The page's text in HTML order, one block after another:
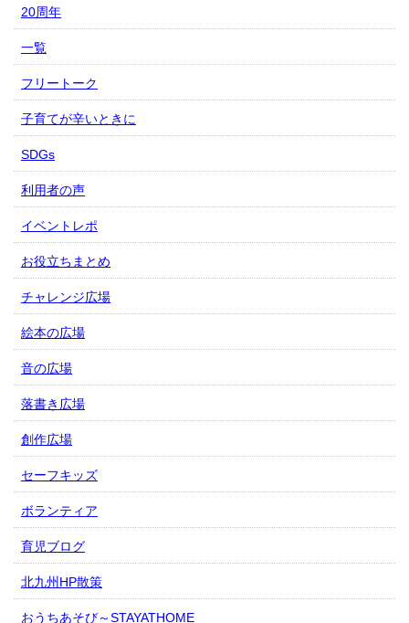
20周年
一覧
フリートーク
子育てが辛いときに
SDGs
利用者の声
イベントレポ
お役立ちまとめ
チャレンジ広場
絵本の広場
音の広場
落書き広場
創作広場
セーフキッズ
ボランティア
育児ブログ
北九州HP散策
おうちあそび～STAYATHOME